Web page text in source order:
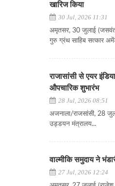
खारिज किया
30 Jul, 2026 11:31
अमृतसर, 30 जुलाई (जसवंत
गुरु ग्रंथ साहिब सत्कार
राजासांसी से एयर
औपचारिक शुभारंभ
28 Jul, 2026 08:51
अजनाला/राजसांसी, 28
उड्डयन मंत्रालय...
वाल्मीकि समुदाय ने
27 Jul, 2026 12:24